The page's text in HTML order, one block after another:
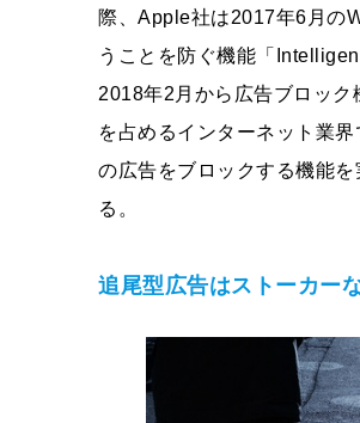
際、Apple社は2017年6月の
うことを防ぐ機能「
2018年2月から広告ブロッ
を占めるインターネット業
の広告をブロックする機能
る。
追尾型広告はストーカー